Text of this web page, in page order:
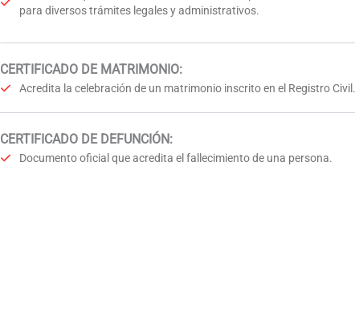
para diversos trámites legales y administrativos.
CERTIFICADO DE MATRIMONIO:
Acredita la celebración de un matrimonio inscrito en el Registro Civil.
CERTIFICADO DE DEFUNCIÓN:
Documento oficial que acredita el fallecimiento de una persona.